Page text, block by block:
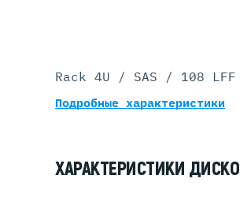
Rack 4U / SAS / 108 LFF
Подробные характеристики
ХАРАКТЕРИСТИКИ